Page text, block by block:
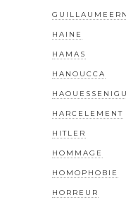
HAINE
HAMAS
HANOUCCA
HARCELEMENT
HITLER
HOMMAGE
HOMOPHOBIE
HORREUR